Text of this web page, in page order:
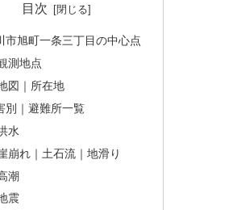
目次
市旭町一条三丁目の中心点
測地点
図｜所在地
別｜避難所一覧
水
崩れ｜土石流｜地滑り
潮
震